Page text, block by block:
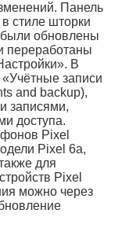
Панель
стиле шторки
обновлены
переработаны
В
записи
and backup),
записями,
доступа.
Pixel
Pixel 6a,
для
Pixel
можно через